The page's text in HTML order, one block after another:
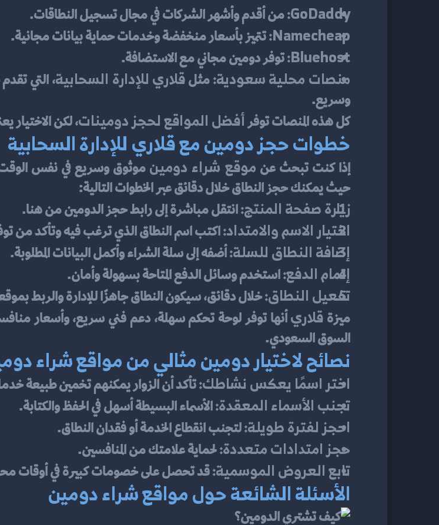
GoDaddy: من أقدم وأشهر الشركات في مجال تسجيل النطاقات.
Namecheap: تتميز بأسعار منخفضة وخدمات حماية بيانات مجانية.
Bluehost: توفر دومين مجاني مع الاستضافة.
منصات محلية سعودية: مثل قلاري للإدارة السحابية
وسريع.
كل هذه المنصات توفر أفضل المواقع لحجز دومينات، لكن
خطوات حجز دومين مع قلاري للإدارة السحابية
إذا كنت تبحث عن موقع شراء دومين موثوق وسريع في نفس
حيث يمكنك حجز النطاق خلال دقائق عبر الخطوات التالية:
زيارة صفحة المنتج: انتقل مباشرة إلى رابط حجز الدومين من هنا.
اختيار الاسم والامتداد: اكتب اسم النطاق الذي ترغب فيه وتأكد من
إضافة النطاق للسلة: أضفه إلى سلة الشراء وأكمل البيانات المطلوبة.
إتمام الدفع: استخدم وسائل الدفع المتاحة بسهولة وأمان.
تفعيل النطاق: خلال دقائق، سيكون النطاق جاهزًا للإدارة والربط
ميزة قلاري أنها توفر لوحة تحكم سهلة، دعم فني سريع، وأسعار
السوق السعودي.
نصائح لاختيار دومين مثالي من مواقع شراء
اختر اسمًا يعكس نشاطك: تأكد أن الزوار يمكنهم تخمين طبيعة
تجنب الأسماء المعقدة: الأسماء البسيطة أسهل في الحفظ والكتابة.
احجز لفترة طويلة: لتجنب انقطاع الخدمة أو فقدان النطاق.
حجز امتدادات متعددة: لحماية علامتك من المنافسين.
تابع العروض الموسمية: قد تحصل على خصومات كبيرة في أوقات
الأسئلة الشائعة حول مواقع شراء دومين